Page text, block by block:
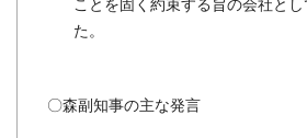
ことを固く約束する旨の会社と
た。
〇森副知事の主な発言